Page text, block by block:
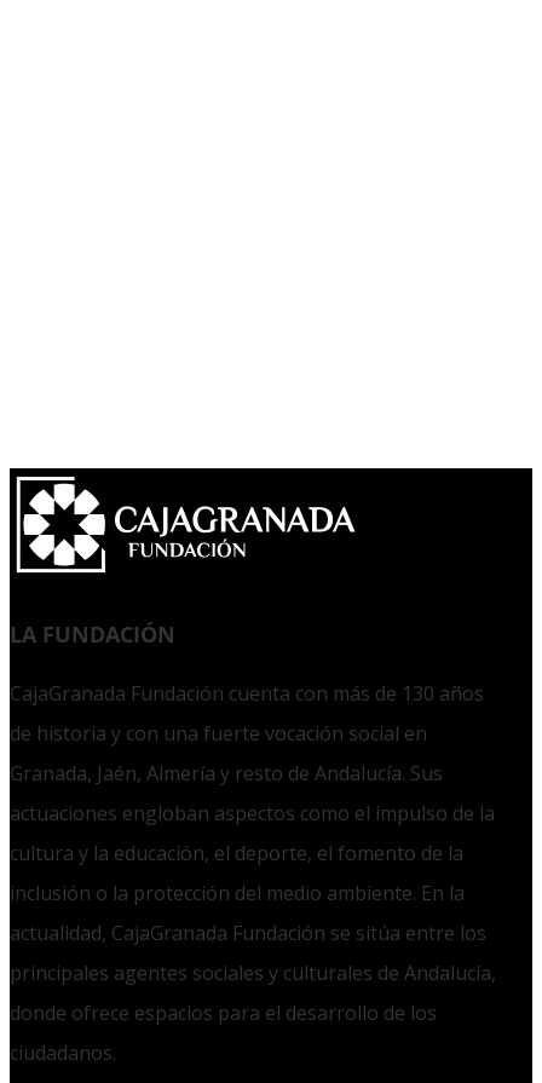
LA FUNDACIÓN
CajaGranada Fundación cuenta con más de 130 años
de historia y con una fuerte vocación social en
Granada, Jaén, Almería y resto de Andalucía. Sus
actuaciones engloban aspectos como el impulso de la
cultura y la educación, el deporte, el fomento de la
inclusión o la protección del medio ambiente. En la
actualidad, CajaGranada Fundación se sitúa entre los
principales agentes sociales y culturales de Andalucía,
donde ofrece espacios para el desarrollo de los
ciudadanos.